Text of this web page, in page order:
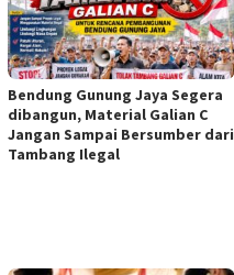
Bendung Gunung Jaya Segera
dibangun, Material Galian C
Jangan Sampai Bersumber dari
Tambang Ilegal